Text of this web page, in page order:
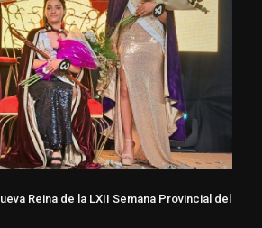
Reina de la LXII Semana Provincial del